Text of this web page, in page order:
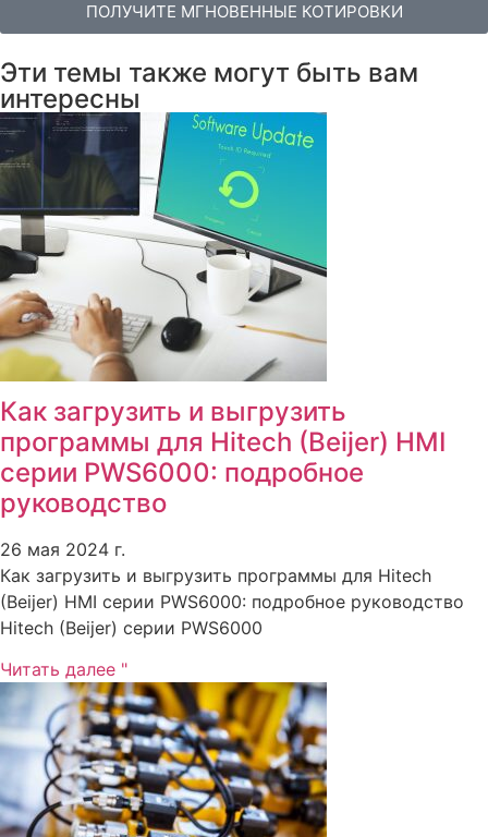
ПОЛУЧИТЕ МГНОВЕННЫЕ КОТИРОВКИ
Эти темы также могут быть вам
интересны
Как загрузить и выгрузить
программы для Hitech (Beijer) HMI
серии PWS6000: подробное
руководство
26 мая 2024 г.
Как загрузить и выгрузить программы для Hitech
(Beijer) HMI серии PWS6000: подробное руководство
Hitech (Beijer) серии PWS6000
Читать далее "